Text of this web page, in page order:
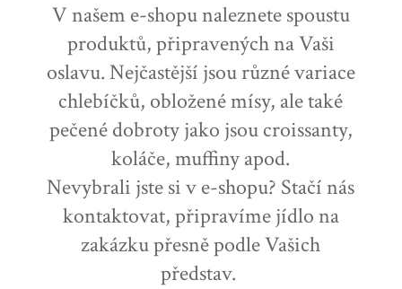
V našem e-shopu naleznete spoustu
produktů, připravených na Vaši
oslavu. Nejčastější jsou různé variace
chlebíčků, obložené mísy, ale také
pečené dobroty jako jsou croissanty,
koláče, muffiny apod.
Nevybrali jste si v e-shopu? Stačí nás
kontaktovat, připravíme jídlo na
zakázku přesně podle Vašich
představ.